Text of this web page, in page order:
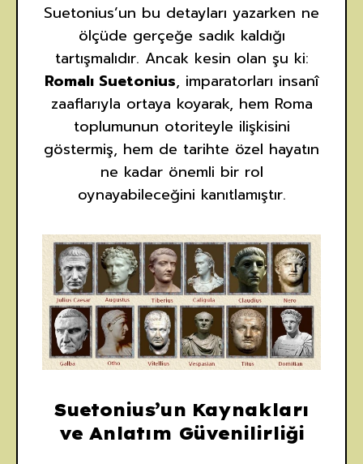
Suetonius’un bu detayları yazarken ne
ölçüde gerçeğe sadık kaldığı
tartışmalıdır. Ancak kesin olan şu ki:
Romalı Suetonius, imparatorları insanî
zaaflarıyla ortaya koyarak, hem Roma
toplumunun otoriteyle ilişkisini
göstermiş, hem de tarihte özel hayatın
ne kadar önemli bir rol
oynayabileceğini kanıtlamıştır.
Suetonius’un Kaynakları
ve Anlatım Güvenilirliği